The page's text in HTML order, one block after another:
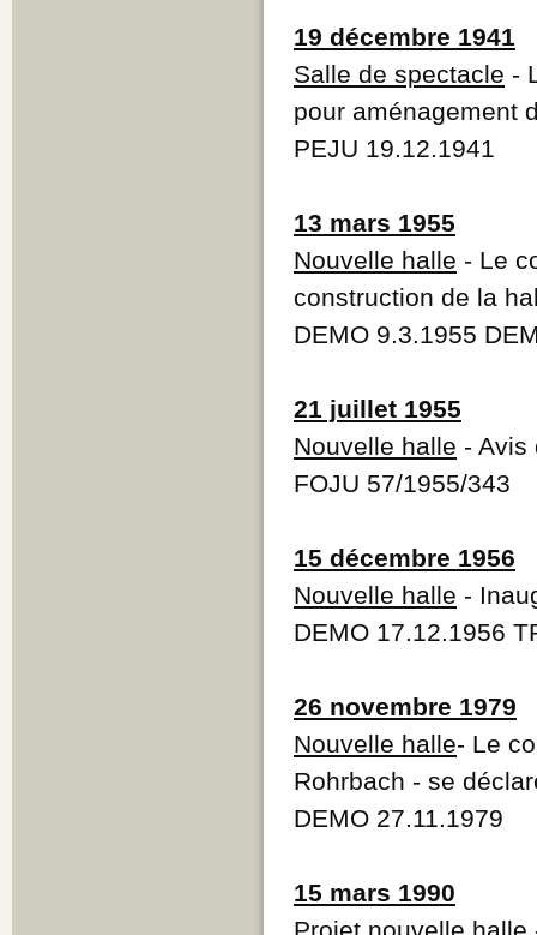
19 décembre 1941
Salle de spectacle -
pour aménagement
PEJU 19.12.1941
13 mars 1955
Nouvelle halle - Le
construction de la
DEMO 9.3.1955
21 juillet 1955
Nouvelle halle - Avis
FOJU 57/1955/343
15 décembre 1956
Nouvelle halle -
DEMO 17.12.1956
26 novembre 1979
Nouvelle halle- Le
Rohrbach - se
DEMO 27.11.1979
15 mars 1990
Projet nouvelle halle